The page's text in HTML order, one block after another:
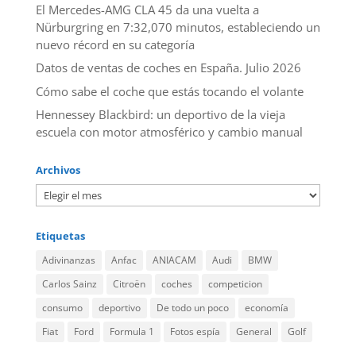
El Mercedes-AMG CLA 45 da una vuelta a
Nürburgring en 7:32,070 minutos, estableciendo un
nuevo récord en su categoría
Datos de ventas de coches en España. Julio 2026
​Cómo sabe el coche que estás tocando el volante
Hennessey Blackbird: un deportivo de la vieja
escuela con motor atmosférico y cambio manual
Archivos
Etiquetas
Adivinanzas Anfac ANIACAM Audi
BMW
Carlos Sainz
Citroën coches
competicion
consumo
deportivo De todo un poco
economía
Fiat
Ford Formula 1 Fotos espía General
Golf